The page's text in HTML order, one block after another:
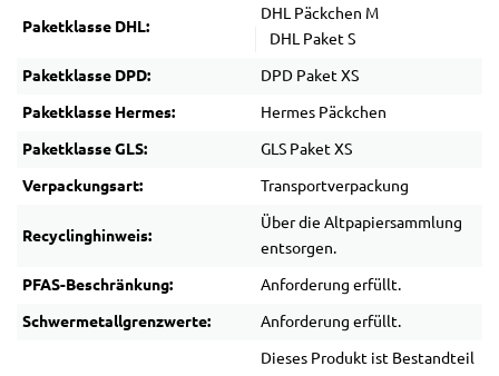
Paketklasse DHL:
DHL Päckchen M
DHL Paket S
Paketklasse DPD: DPD Paket XS
Paketklasse Hermes: Hermes Päckchen
Paketklasse GLS: GLS Paket XS
Verpackungsart: Transportverpackung
Recyclinghinweis:
Über die Altpapiersammlung
entsorgen.
PFAS-Beschränkung: Anforderung erfüllt.
Schwermetallgrenzwerte: Anforderung erfüllt.
Dieses Produkt ist Bestandteil